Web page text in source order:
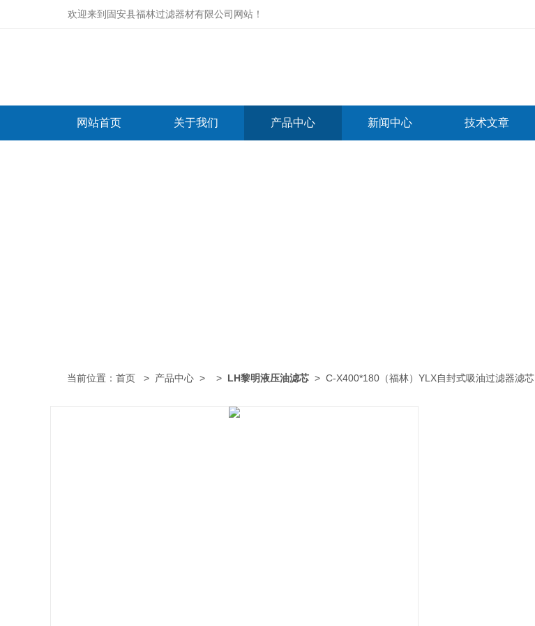
欢迎来到 固安县福林过滤器材有限公司网站 ！
网站首页 关于我们 产品中心 新闻中心 技术文章
当前位置： 首页 > 产品中心 > > LH黎明液压油滤芯 > C-X400*180（福林）YLX自封式吸油过滤器滤芯